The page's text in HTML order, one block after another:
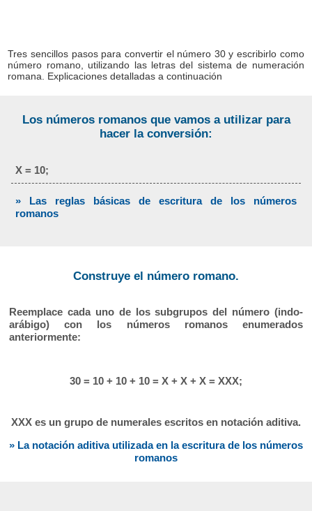
Tres sencillos pasos para convertir el número 30 y escribirlo como
número romano, utilizando las letras del sistema de numeración
romana. Explicaciones detalladas a continuación
Los números romanos que vamos a utilizar para
hacer la conversión:
X = 10;
» Las reglas básicas de escritura de los números
romanos
Construye el número romano.
Reemplace cada uno de los subgrupos del número (indo-
arábigo) con los números romanos enumerados
anteriormente:
30 = 10 + 10 + 10 = X + X + X = XXX;
XXX es un grupo de numerales escritos en notación aditiva.
» La notación aditiva utilizada en la escritura de los números
romanos